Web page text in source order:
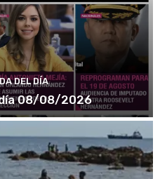
DEL DÍA
08/08/2026